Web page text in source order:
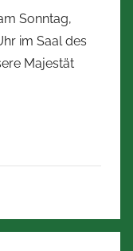
Sonntag,
im Saal des
Majestät